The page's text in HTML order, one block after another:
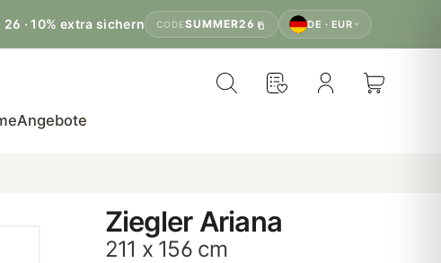
26 · 10% extra sichern
CODESUMMER26 DE · EUR
Angebote
Ziegler Ariana
211 x 156 cm